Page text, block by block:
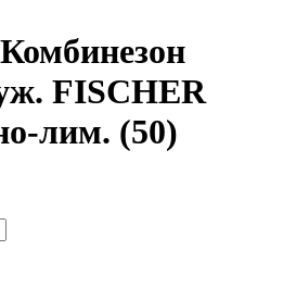
FISCHER
лим. (50)